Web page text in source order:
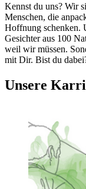
Kennst du uns? Wir
Menschen, die
Hoffnung schenken.
Gesichter aus 100
weil wir müssen.
mit Dir. Bist du
Unsere